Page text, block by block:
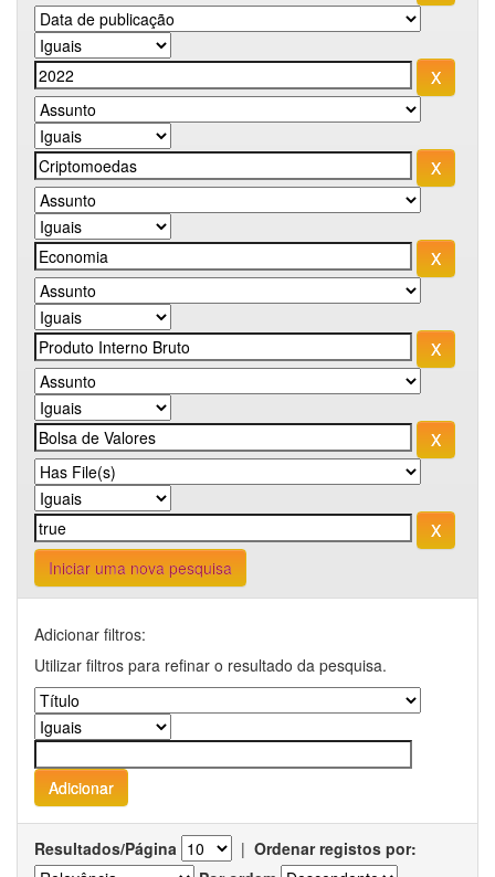
Iniciar uma nova pesquisa
Adicionar filtros:
Utilizar filtros para refinar o resultado da pesquisa.
Resultados/Página | Ordenar registos por: